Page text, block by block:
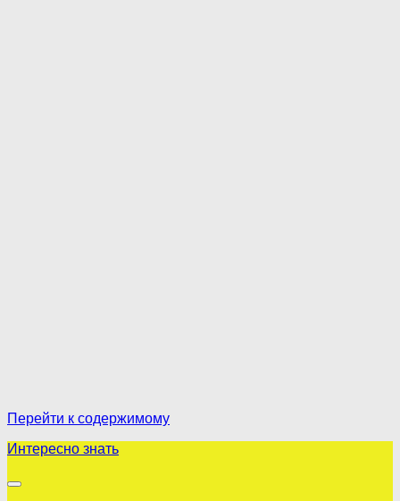
Перейти к содержимому
Интересно знать